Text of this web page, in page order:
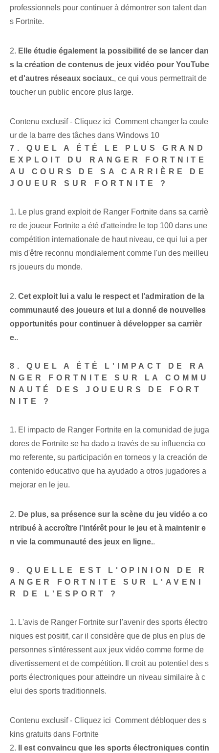
professionnels pour continuer à démontrer son talent dan
s Fortnite.
2. Elle étudie également la possibilité de se lancer dan
s la création de contenus de jeux vidéo pour YouTube
et d'autres réseaux sociaux., ce qui vous permettrait de
toucher un public encore plus large.
Contenu exclusif - Cliquez ici Comment changer la coule
ur de la barre des tâches dans Windows 10
7. QUEL A ÉTÉ LE PLUS GRAND
EXPLOIT DU RANGER FORTNITE
AU COURS DE SA CARRIÈRE DE
JOUEUR SUR FORTNITE ?
1. Le plus grand exploit de Ranger Fortnite dans sa carriè
re de joueur Fortnite a été d'atteindre le top 100 dans une
compétition internationale de haut niveau, ce qui lui a per
mis d'être reconnu mondialement comme l'un des meilleu
rs joueurs du monde.
2. Cet exploit lui a valu le respect et l’admiration de la
communauté des joueurs et lui a donné de nouvelles
opportunités pour continuer à développer sa carrièr
e..
8. QUEL A ÉTÉ L'IMPACT DE RA
NGER FORTNITE SUR LA COMMU
NAUTÉ DES JOUEURS DE FORT
NITE ?
1. El impacto de Ranger Fortnite ​en la comunidad de juga
dores ⁤de ‍Fortnite se ha dado a través de​ su​ influencia​ co
mo referente, su participación en torneos ‌y la creación de
contenido educativo que ha ayudado a otros‌ jugadores a
mejorar⁣ en le jeu.
2. De plus, sa présence sur la scène du jeu vidéo a co
ntribué à accroître l’intérêt pour le jeu et à maintenir e
n vie la communauté des jeux en ligne..
9. QUELLE EST L'OPINION DE R
ANGER FORTNITE SUR L'AVENI
R DE L'ESPORT ?
1. L'avis de Ranger Fortnite sur l'avenir des sports électro
niques est positif, car il considère que de plus en plus de
personnes s'intéressent aux jeux vidéo comme forme de
divertissement et de compétition. Il croit au potentiel des s
ports électroniques pour atteindre un niveau similaire à c
elui des sports traditionnels.
Contenu exclusif - Cliquez ici Comment débloquer des s
kins gratuits dans Fortnite
2.
Il est convaincu que les sports électroniques contin